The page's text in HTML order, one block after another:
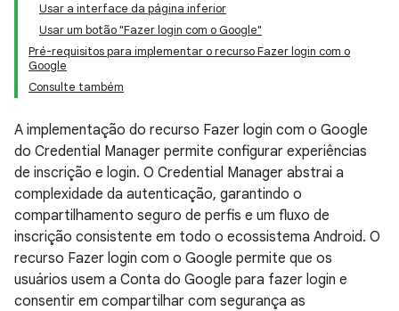
Usar a interface da página inferior
Usar um botão "Fazer login com o Google"
Pré-requisitos para implementar o recurso Fazer login com o
Google
Consulte também
A implementação do recurso Fazer login com o Google
do Credential Manager permite configurar experiências
de inscrição e login. O Credential Manager abstrai a
complexidade da autenticação, garantindo o
compartilhamento seguro de perfis e um fluxo de
inscrição consistente em todo o ecossistema Android. O
recurso Fazer login com o Google permite que os
usuários usem a Conta do Google para fazer login e
consentir em compartilhar com segurança as